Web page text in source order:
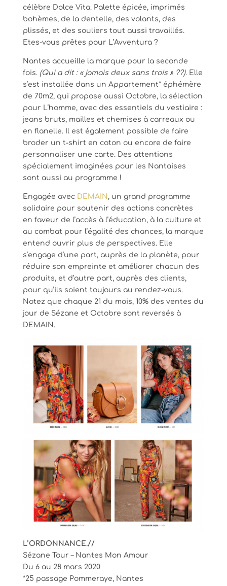
célèbre Dolce Vita. Palette épicée, imprimés
bohèmes, de la dentelle, des volants, des
plissés, et des souliers tout aussi travaillés.
Etes-vous prêtes pour L’Avventura ?
N antes accueille la marque pour la seconde
fois. (Qui a dit : « jamais deux sans trois » ??). Elle
s’est installée dans un Appartement* éphémère
de 70m2, qui propose aussi Octobre, la sélection
pour L’homme, avec des essentiels du vestiaire :
jeans bruts, mailles et chemises à carreaux ou
en flanelle. Il est également possible de faire
broder un t-shirt en coton ou encore de faire
personnaliser une carte. Des attentions
spécialement imaginées pour les Nantaises
sont aussi au programme !
Engagée avec DEMAIN , un grand programme
solidaire pour soutenir des actions concrètes
en faveur de l’accès à l’éducation, à la culture et
au combat pour l’égalité des chances, la marque
entend ouvrir plus de perspectives. Elle
s’engage d’une part, auprès de la planète, pour
réduire son empreinte et améliorer chacun des
produits, et d’autre part, auprès des clients,
pour qu’ils soient toujours au rendez-vous.
Notez que chaque 21 du mois, 10% des ventes du
jour de Sézane et Octobre sont reversés à
DEMAIN.
L’ORDONNANCE.//
Sézane Tour – Nantes Mon Amour
Du 6 au 28 mars 2020
*25 passage Pommeraye, Nantes